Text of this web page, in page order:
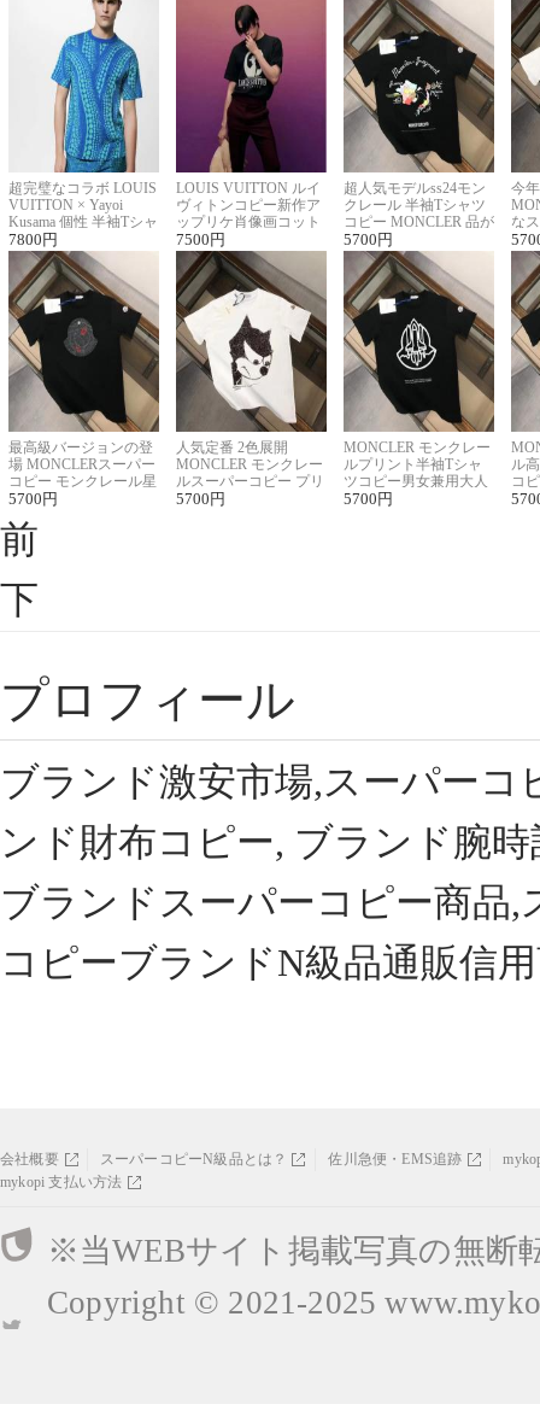
超完璧なコラボ LOUIS
VUITTON × Yayoi
Kusama 個性 半袖Tシャ
ツコピー男女兼用
7800 円
LOUIS VUITTON ルイ
ヴィトンコピー新作ア
ップリケ肖像画コット
ンニット半袖Tシャツ
7500 円
超人気モデルss24モン
クレール 半袖Tシャツ
コピー MONCLER 品が
良く見た目
5700 円
今
な
ル
最高級バージョンの登
場 MONCLERスーパー
コピー モンクレール星
座半袖Tシャツ
5700 円
人気定番 2色展開
MONCLER モンクレー
ルスーパーコピー プリ
ント半袖Tシャツ
5700 円
MONCLER モンクレー
ルプリント半袖Tシャ
ツコピー男女兼用大人
可愛い春夏コーデ
5700 円
ル
コ
ィ
前
下
プロフィール
ブランド激安市場,スーパー
ンド財布コピー, ブランド腕
ブランドスーパーコピー商品
コピーブランドN級品通販信
会社概要 スーパーコピーN級品とは？ 佐川急便・EMS追跡
mykopi 支払い方法
※当WEBサイト掲載写真の無断
Copyright © 2021-2025